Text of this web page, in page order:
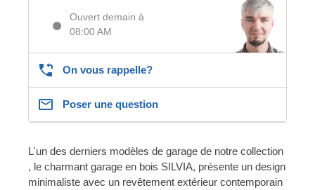
Ouvert demain à
08:00 AM
On vous rappelle?
Poser une question
L'un des derniers modèles de garage de notre collection
, le charmant garage en bois SILVIA, présente un design
minimaliste avec un revêtement extérieur contemporain